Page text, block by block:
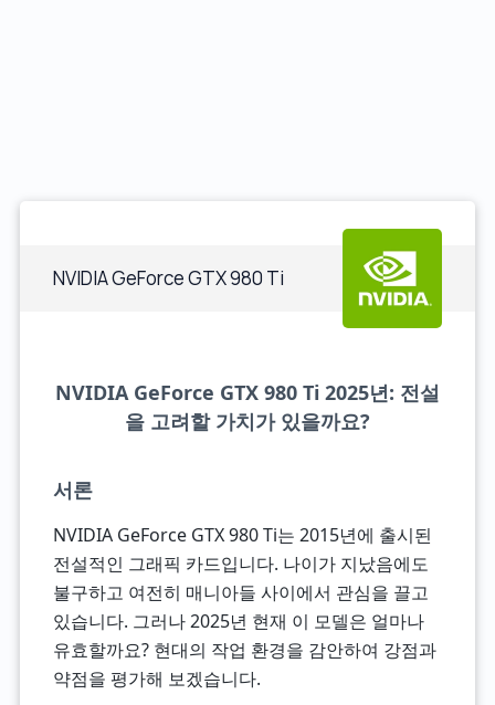
NVIDIA GeForce GTX 980 Ti
NVIDIA GeForce GTX 980 Ti 2025년: 전설
을 고려할 가치가 있을까요?
서론
NVIDIA GeForce GTX 980 Ti는 2015년에 출시된
전설적인 그래픽 카드입니다. 나이가 지났음에도
불구하고 여전히 매니아들 사이에서 관심을 끌고
있습니다. 그러나 2025년 현재 이 모델은 얼마나
유효할까요? 현대의 작업 환경을 감안하여 강점과
약점을 평가해 보겠습니다.